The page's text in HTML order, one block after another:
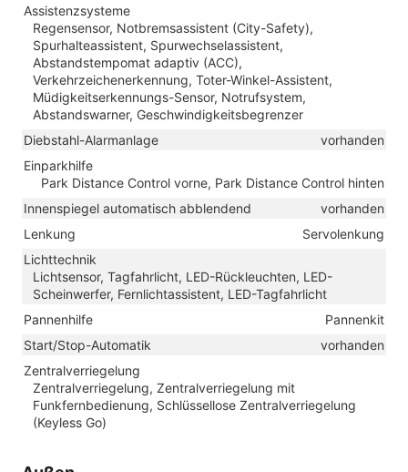
Assistenzsysteme
Regensensor, Notbremsassistent (City-Safety),
Spurhalteassistent, Spurwechselassistent,
Abstandstempomat adaptiv (ACC),
Verkehrzeichenerkennung, Toter-Winkel-Assistent,
Müdigkeitserkennungs-Sensor, Notrufsystem,
Abstandswarner, Geschwindigkeitsbegrenzer
Diebstahl-Alarmanlage
vorhanden
Einparkhilfe
Park Distance Control vorne, Park Distance Control hinten
Innenspiegel automatisch abblendend
vorhanden
Lenkung
Servolenkung
Lichttechnik
Lichtsensor, Tagfahrlicht, LED-Rückleuchten, LED-
Scheinwerfer, Fernlichtassistent, LED-Tagfahrlicht
Pannenhilfe
Pannenkit
Start/Stop-Automatik
vorhanden
Zentralverriegelung
Zentralverriegelung, Zentralverriegelung mit
Funkfernbedienung, Schlüssellose Zentralverriegelung
(Keyless Go)